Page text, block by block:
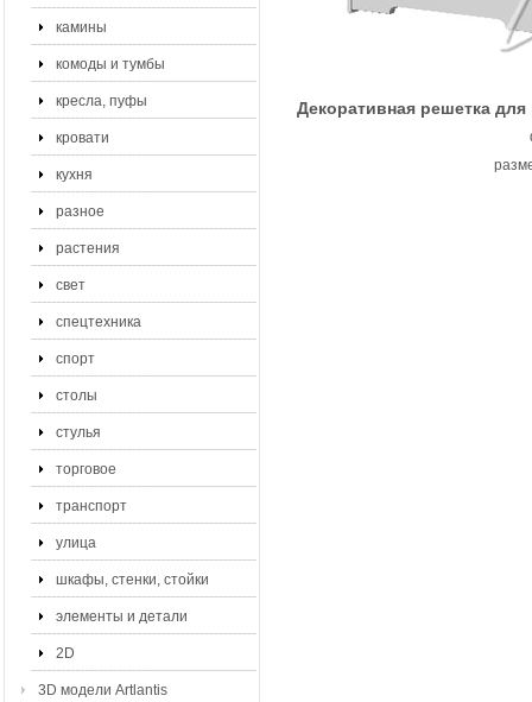
камины
комоды и тумбы
кресла, пуфы
кровати
кухня
разное
растения
свет
спецтехника
спорт
столы
стулья
торговое
транспорт
улица
шкафы, стенки, стойки
элементы и детали
2D
3D модели Artlantis
Декоративная решетка